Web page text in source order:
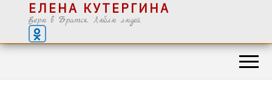
ЕЛЕНА КУТЕРГИНА
Верю в Братск. Люблю людей.